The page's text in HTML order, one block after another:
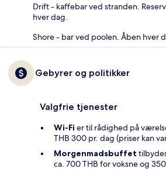
Drift - kaffebar ved stranden.
hver dag.
Shore - bar ved poolen. Åben hver
Gebyrer og politikker
Valgfrie tjenester
Wi-Fi er til rådighed på
THB 300 pr. dag (priser kan
Morgenmadsbuffet
ca. 700 THB for voksne og